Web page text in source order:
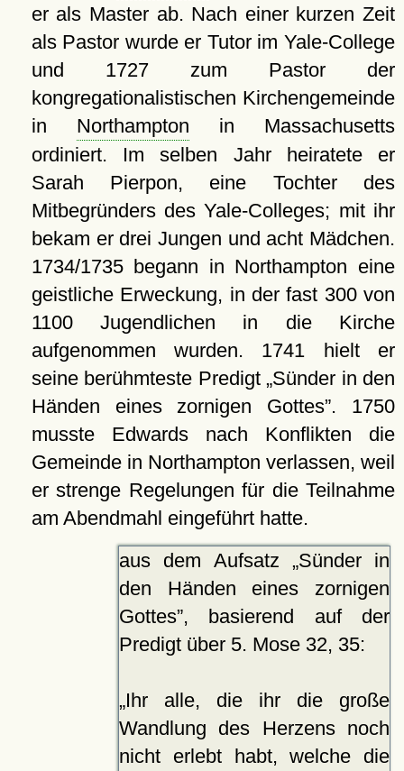
er als Master ab. Nach einer kurzen Zeit
als Pastor wurde er Tutor im Yale-College
und 1727 zum Pastor der
kongregationalistischen Kirchengemeinde
in Northampton in Massachusetts
ordiniert. Im selben Jahr heiratete er
Sarah Pierpon, eine Tochter des
Mitbegründers des Yale-Colleges; mit ihr
bekam er drei Jungen und acht Mädchen.
1734/1735 begann in Northampton eine
geistliche Erweckung, in der fast 300 von
1100 Jugendlichen in die Kirche
aufgenommen wurden. 1741 hielt er
seine berühmteste Predigt Sünder in den
Händen eines zornigen Gottes . 1750
musste Edwards nach Konflikten die
Gemeinde in Northampton verlassen, weil
er strenge Regelungen für die Teilnahme
am Abendmahl eingeführt hatte.
aus dem Aufsatz
Sünder in
den Händen eines zornigen
Gottes , basierend auf der
Predigt über 5. Mose 32, 35:
Ihr alle, die ihr die große
Wandlung des Herzens noch
nicht erlebt habt, welche die